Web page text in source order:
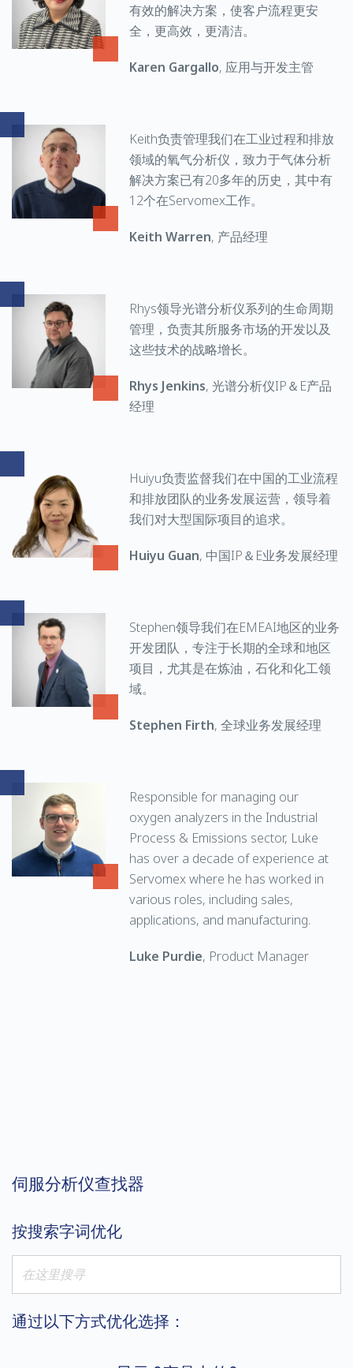
有效的解决方案，使客户流程更安
全，更高效，更清洁。
Karen Gargallo, 应用与开发主管
Keith负责管理我们在工业过程和排放
领域的氧气分析仪，致力于气体分析
解决方案已有20多年的历史，其中有
12个在Servomex工作。
Keith Warren, 产品经理
Rhys领导光谱分析仪系列的生命周期
管理，负责其所服务市场的开发以及
这些技术的战略增长。
Rhys Jenkins, 光谱分析仪IP＆E产品
经理
Huiyu负责监督我们在中国的工业流程
和排放团队的业务发展运营，领导着
我们对大型国际项目的追求。
Huiyu Guan, 中国IP＆E业务发展经理
Stephen领导我们在EMEAI地区的业务
开发团队，专注于长期的全球和地区
项目，尤其是在炼油，石化和化工领
域。
Stephen Firth, 全球业务发展经理
Responsible for managing our
oxygen analyzers in the Industrial
Process & Emissions sector, Luke
has over a decade of experience at
Servomex where he has worked in
various roles, including sales,
applications, and manufacturing.
Luke Purdie, Product Manager
伺服分析仪查找器
按搜索字词优化
通过以下方式优化选择：